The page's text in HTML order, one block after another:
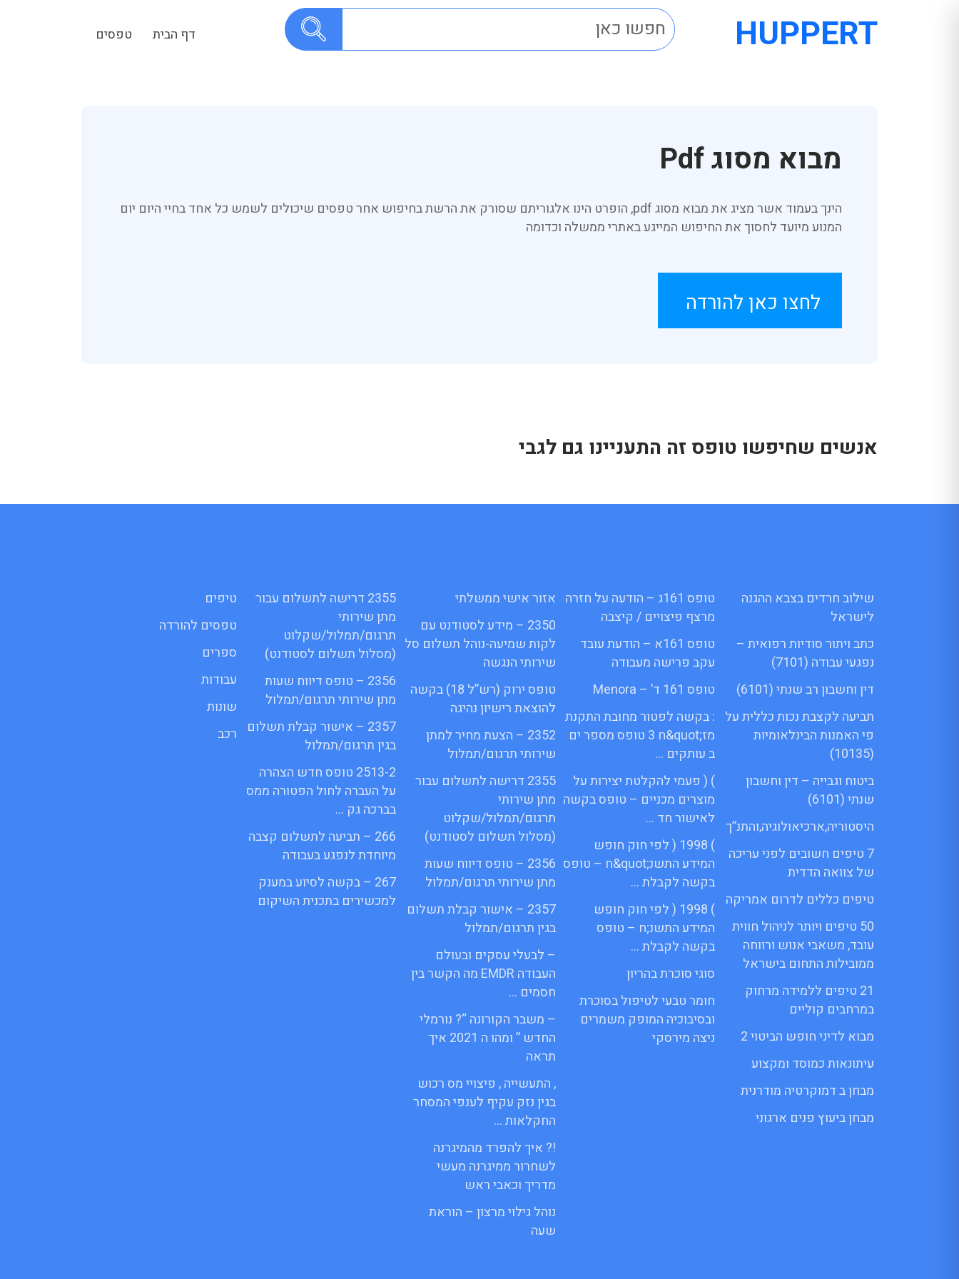
HUPPERT דף הבית טפסים
מבוא מסוג Pdf
הינך בעמוד אשר מציג את מבוא מסוג pdf, הופרט הינו אלגוריתם שסורק את הרשת בחיפוש אחר טפסים שיכולים לשמש כל אחד בחיי היום יום
המנוע מיועד לחסוך את החיפוש המייגע באתרי ממשלה וכדומה
לחצו כאן להורדה
אנשים שחיפשו טופס זה התעניינו גם לגבי
שילוב חרדים בצבא ההגנה
לישראל
כתב ויתור סודיות רפואית –
נפגעי עבודה (7101)
דין וחשבון רב שנתי (6101)
תביעה לקצבת נכות כללית על
פי האמנות הבינלאומיות
(10135)
ביטוח וגבייה – דין וחשבון
שנתי (6101)
היסטוריה,ארכיאולוגיה,והתנ”ך
7 טיפים חשובים לפני עריכה
של צוואה הדדית
טיפים כללים לדרום אמריקה
50 טיפים ויותר לניהול חווית
עובד, משאבי אנוש ורווחה
ממובילות התחום בישראל
21 טיפים ללמידה מרחוק
במרחבים קוליים
מבוא לדיני חופש הביטוי 2
עיתונאות כמוסד ומקצוע
מבחן ב דמוקרטיה מודרנית
מבחן ביעוץ פנים ארגוני
טופס 161ג – הודעה על חזרה
מרצף פיצויים / קיצבה
טופס 161א – הודעת עובד
עקב פרישה מעבודה
טופס 161 ד’ – Menora
: בקשה לפטור מחובת התקנת
מז;quot&ח 3 טופס מספר ים
ב עותקים …
) ( פעמי להקלטת יצירות על
מוצרים מכניים – טופס בקשה
לאישור חד …
) 1998 ( לפי חוק חופש
המידע התשנ;quot&ח – טופס
בקשה לקבלת …
) 1998 ( לפי חוק חופש
המידע התשנ;ח – טופס
בקשה לקבלת …
סוגי סוכרת בהריון
חומר טבעי לטיפול בסוכרת
ובסיבוכיה המופק משמרים
ניצה מירסקי
אזור אישי ממשלתי
2350 – מידע לסטודנט עם
לקות שמיעה-נוהל תשלום סל
שירותי הנגשה
טופס ירוק (רש”ל 18) בקשה
להוצאת רישיון נהיגה
2352 – הצעת מחיר למתן
שירותי תרגום/תמלול
2355 דרישה לתשלום עבור
מתן שירותי
תרגום/תמלול/שקלוט
(מסלול תשלום לסטודנט)
2356 – טופס דיווח שעות
מתן שירותי תרגום/תמלול
2357 – אישור קבלת תשלום
בגין תרגום/תמלול
– לבעלי עסקים ובעולם
העבודה EMDR מה הקשר בין
חסמים …
– משבר הקורונה “? נורמלי
החדש ” ומהו ה 2021 איך
תראה
, התעשייה , פיצויי מס רכוש
בגין נזק עקיף לענפי המסחר
החקלאות …
!? איך להפרד מהמיגרנה
לשחרור ממיגרנה מעשי
מדריך וכאבי ראש
נוהל גילוי מרצון – הוראת
שעה
2355 דרישה לתשלום עבור
מתן שירותי
תרגום/תמלול/שקלוט
(מסלול תשלום לסטודנט)
2356 – טופס דיווח שעות
מתן שירותי תרגום/תמלול
2357 – אישור קבלת תשלום
בגין תרגום/תמלול
2513-2 טופס חדש הצהרה
על העברה לחול הפטורה ממס
בברכה גק …
266 – תביעה לתשלום קצבה
מיוחדת לנפגע בעבודה
267 – בקשה לסיוע במענק
למכשירים בתכנית השיקום
טיפים
טפסים להורדה
ספרים
עבודות
שונות
רכב